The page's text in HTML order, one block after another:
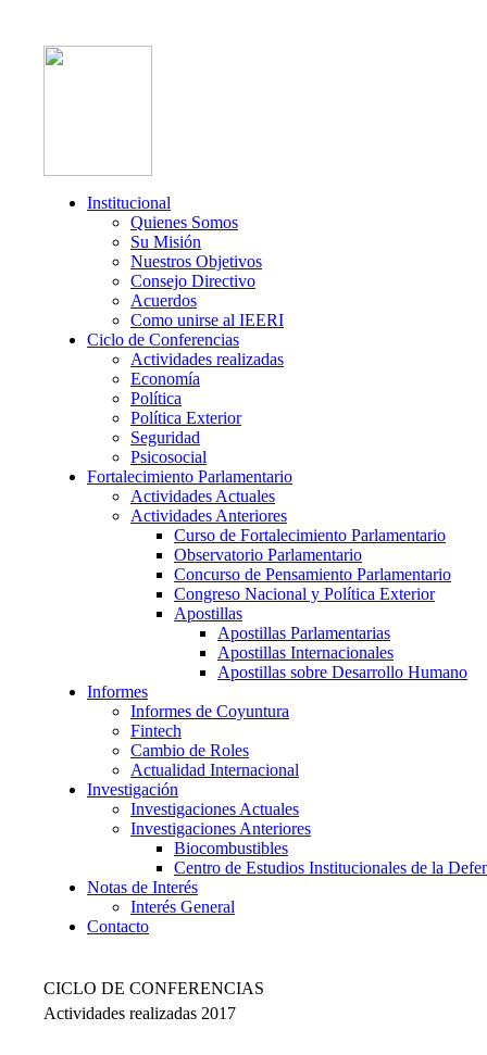
Institucional
Quienes Somos
Su Misión
Nuestros Objetivos
Consejo Directivo
Acuerdos
Como unirse al IEERI
Ciclo de Conferencias
Actividades realizadas
Economía
Política
Política Exterior
Seguridad
Psicosocial
Fortalecimiento Parlamentario
Actividades Actuales
Actividades Anteriores
Curso de Fortalecimiento Parlamentario
Observatorio Parlamentario
Concurso de Pensamiento Parlamentario
Congreso Nacional y Política Exterior
Apostillas
Apostillas Parlamentarias
Apostillas Internacionales
Apostillas sobre Desarrollo Humano
Informes
Informes de Coyuntura
Fintech
Cambio de Roles
Actualidad Internacional
Investigación
Investigaciones Actuales
Investigaciones Anteriores
Biocombustibles
Centro de Estudios Institucionales de la
Notas de Interés
Interés General
Contacto
CICLO DE CONFERENCIAS
Actividades realizadas 2017